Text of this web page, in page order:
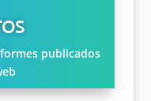
publicados